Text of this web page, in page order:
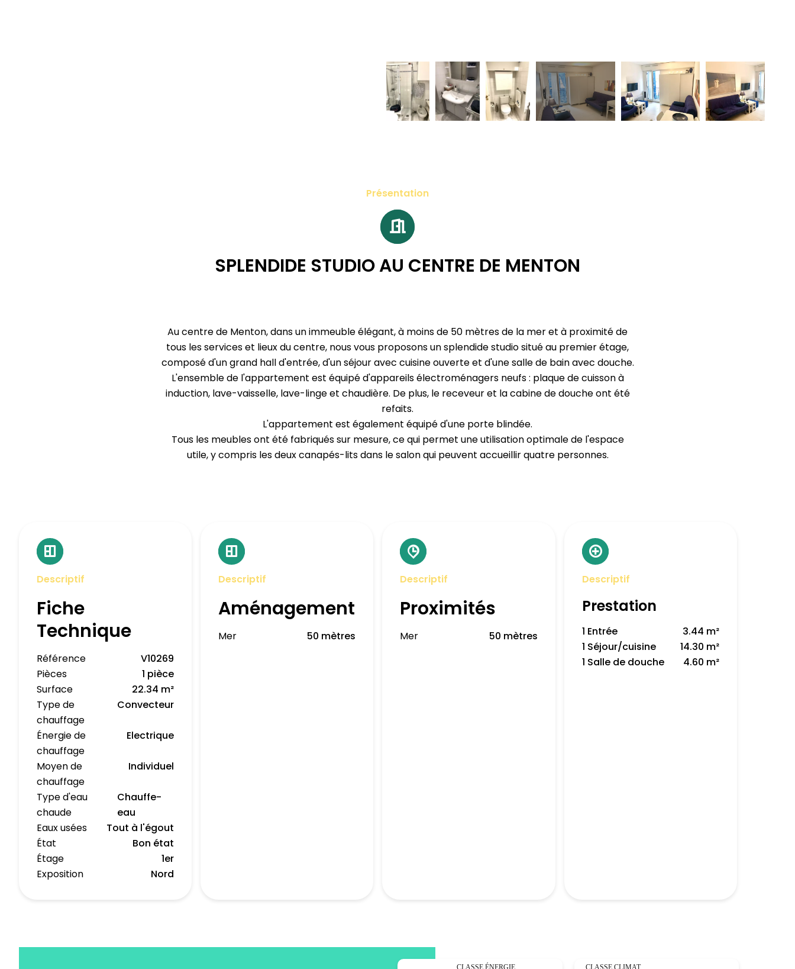
Présentation
SPLENDIDE STUDIO AU CENTRE DE MENTON
Au centre de Menton, dans un immeuble élégant, à moins de 50 mètres de la mer et à proximité de
tous les services et lieux du centre, nous vous proposons un splendide studio situé au premier étage,
composé d'un grand hall d'entrée, d'un séjour avec cuisine ouverte et d'une salle de bain avec douche.
L'ensemble de l'appartement est équipé d'appareils électroménagers neufs : plaque de cuisson à
induction, lave-vaisselle, lave-linge et chaudière. De plus, le receveur et la cabine de douche ont été
refaits.
L'appartement est également équipé d'une porte blindée.
Tous les meubles ont été fabriqués sur mesure, ce qui permet une utilisation optimale de l'espace
utile, y compris les deux canapés-lits dans le salon qui peuvent accueillir quatre personnes.
Descriptif
Fiche
Technique
Référence
V10269
Pièces
1 pièce
Surface
22.34 m²
Type de
chauffage
Convecteur
Énergie de
chauffage
Electrique
Moyen de
chauffage
Individuel
Type d'eau
chaude
Chauffe-
eau
Eaux usées
Tout à l'égout
État
Bon état
Étage
1er
Exposition
Nord
Descriptif
Aménagement
Mer 50 mètres
Descriptif
Proximités
Mer 50 mètres
Descriptif
Prestation
1 Entrée
3.44 m²
1 Séjour/cuisine
14.30 m²
1 Salle de douche
4.60 m²